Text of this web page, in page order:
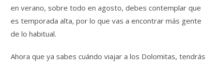
en verano, sobre todo en agosto, debes contemplar que
es temporada alta, por lo que vas a encontrar más gente
de lo habitual.
Ahora que ya sabes cuándo viajar a los Dolomitas, tendrás